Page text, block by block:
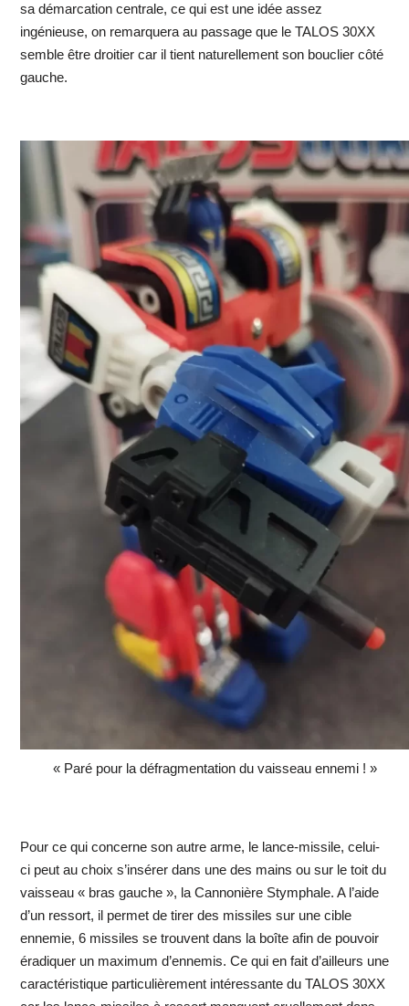
sa démarcation centrale, ce qui est une idée assez
ingénieuse, on remarquera au passage que le TALOS 30XX
semble être droitier car il tient naturellement son bouclier côté
gauche.
« Paré pour la défragmentation du vaisseau ennemi ! »
Pour ce qui concerne son autre arme, le lance-missile, celui-
ci peut au choix s’insérer dans une des mains ou sur le toit du
vaisseau « bras gauche », la Cannonière Stymphale. A l’aide
d’un ressort, il permet de tirer des missiles sur une cible
ennemie, 6 missiles se trouvent dans la boîte afin de pouvoir
éradiquer un maximum d’ennemis. Ce qui en fait d’ailleurs une
caractéristique particulièrement intéressante du TALOS 30XX